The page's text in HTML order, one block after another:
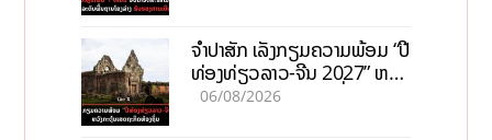
ຈຳປາສັກ ເລັ່ງກຽມຄວາມພ້ອມ “ປີ
ທ່ອງທ່ຽວລາວ-ຈີນ 2027” ຫວັງ
ກະຕຸ້ນເສດຖະກິດທ້ອງຖິ່ນ
06/08/2026